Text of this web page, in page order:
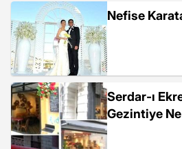
Nefise
Serdar-ı
Gezintiye